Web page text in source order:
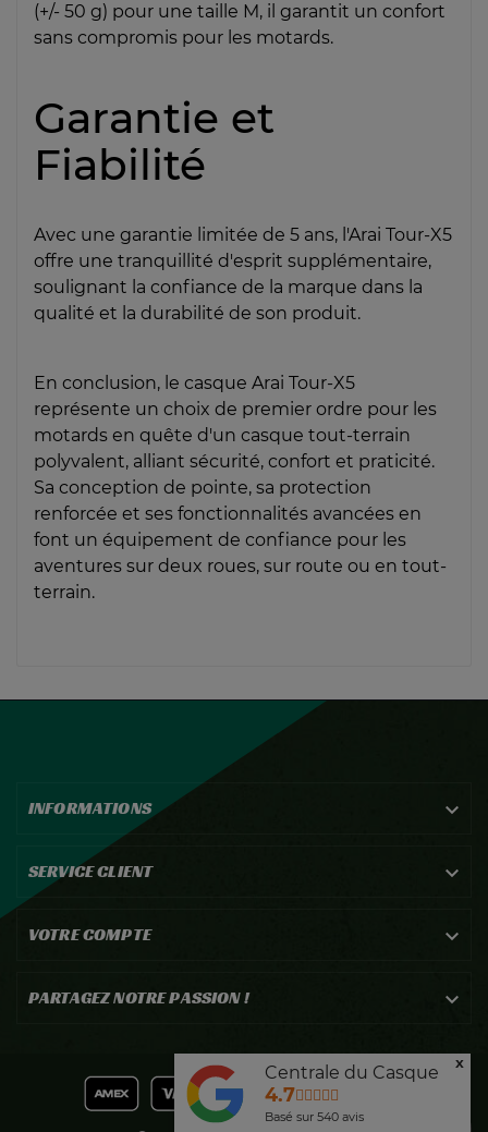
(+/- 50 g) pour une taille M, il garantit un confort
sans compromis pour les motards.
Garantie et
Fiabilité
Avec une garantie limitée de 5 ans, l'Arai Tour-X5
offre une tranquillité d'esprit supplémentaire,
soulignant la confiance de la marque dans la
qualité et la durabilité de son produit.
En conclusion, le casque Arai Tour-X5
représente un choix de premier ordre pour les
motards en quête d'un casque tout-terrain
polyvalent, alliant sécurité, confort et praticité.
Sa conception de pointe, sa protection
renforcée et ses fonctionnalités avancées en
font un équipement de confiance pour les
aventures sur deux roues, sur route ou en tout-
terrain.
INFORMATIONS 
SERVICE CLIENT 
VOTRE COMPTE 
PARTAGEZ NOTRE PASSION ! 
Centrale du Casque
4.7
Basé sur 540avis
x